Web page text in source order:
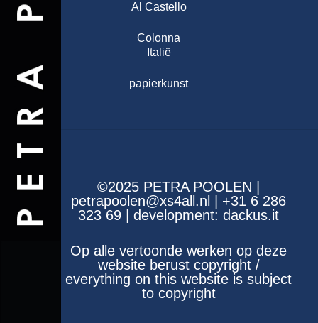
Al Castello
Colonna
Italië
papierkunst
©2025 PETRA POOLEN |
petrapoolen@xs4all.nl | +31 6 286
323 69 | development: dackus.it
Op alle vertoonde werken op deze
website berust copyright /
everything on this website is subject
to copyright